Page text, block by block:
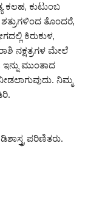
ಕಲಹ, ಕುಟುಂಬ
ತೊಂದರೆ,
ಕಿರುಕುಳ,
ನಕ್ಷತ್ರಗಳ ಮೇಲೆ
ಮುಂತಾದ
ನಿಮ್ಮ
ಪರಿಣಿತರು.